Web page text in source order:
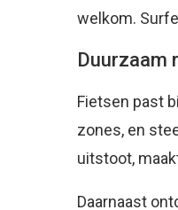
welkom.
Duurzaam
Fietsen past
zones, en
uitstoot,
Daarnaast